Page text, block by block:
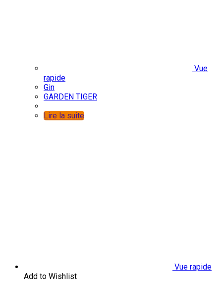
Vue
rapide
Gin
GARDEN TIGER
Lire la suite
Vue rapide
Add to Wishlist